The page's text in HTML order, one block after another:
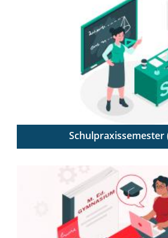
Schulpraxissemester
hin zur Verbuchung der Leistung